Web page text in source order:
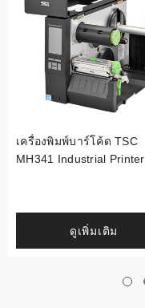
เครื่องพิมพ์บาร์โค้ด TSC
MH341 Industrial Printer
ดูเพิ่มเติม